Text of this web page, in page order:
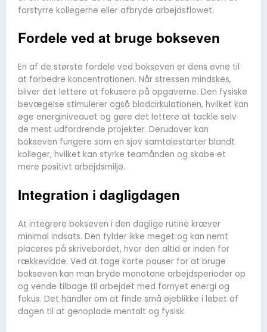
forstyrre kollegerne eller afbryde arbejdsflowet.
Fordele ved at bruge bokseven
En af de største fordele ved bokseven er dens evne til
at forbedre koncentrationen. Når stressen mindskes,
bliver det lettere at fokusere på opgaverne. Den fysiske
bevægelse stimulerer også blodcirkulationen, hvilket kan
øge energiniveauet og gøre det lettere at tackle selv
de mest udfordrende projekter. Derudover kan
bokseven fungere som en sjov samtalestarter blandt
kolleger, hvilket kan styrke teamånden og skabe et
mere positivt arbejdsmiljø.
Integration i dagligdagen
At integrere bokseven i den daglige rutine kræver
minimal indsats. Den fylder ikke meget og kan nemt
placeres på skrivebordet, hvor den altid er inden for
rækkevidde. Ved at tage korte pauser for at bruge
bokseven kan man bryde monotone arbejdsperioder op
og vende tilbage til arbejdet med fornyet energi og
fokus. Det handler om at finde små øjeblikke i løbet af
dagen til at genoplade mentalt og fysisk.